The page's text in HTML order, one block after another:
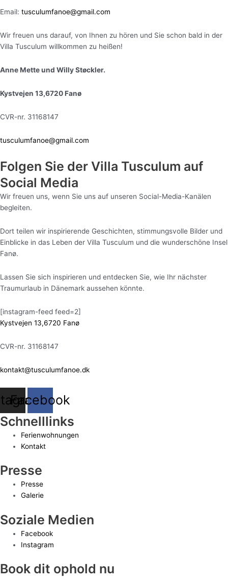
Email: tusculumfanoe@gmail.com
Wir freuen uns darauf, von Ihnen zu hören und Sie schon bald in der
Villa Tusculum willkommen zu heißen!
Anne Mette und Willy Støckler.
Kystvejen 13,6720 Fanø
CVR-nr. 31168147
tusculumfanoe@gmail.com
Folgen Sie der Villa Tusculum auf
Social Media
Wir freuen uns, wenn Sie uns auf unseren Social-Media-Kanälen
begleiten.
Dort teilen wir inspirierende Geschichten, stimmungsvolle Bilder und
Einblicke in das Leben der Villa Tusculum und die wunderschöne Insel
Fanø.
Lassen Sie sich inspirieren und entdecken Sie, wie Ihr nächster
Traumurlaub in Dänemark aussehen könnte.
[instagram-feed feed=2]
Kystvejen 13,6720 Fanø
CVR-nr. 31168147
kontakt@tusculumfanoe.dk
Facebook
Schnelllinks
Ferienwohnungen
Kontakt
Presse
Presse
Galerie
Soziale Medien
Facebook
Instagram
Book dit ophold nu